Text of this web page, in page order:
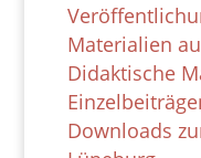
Materialien
Didaktische
Downloads